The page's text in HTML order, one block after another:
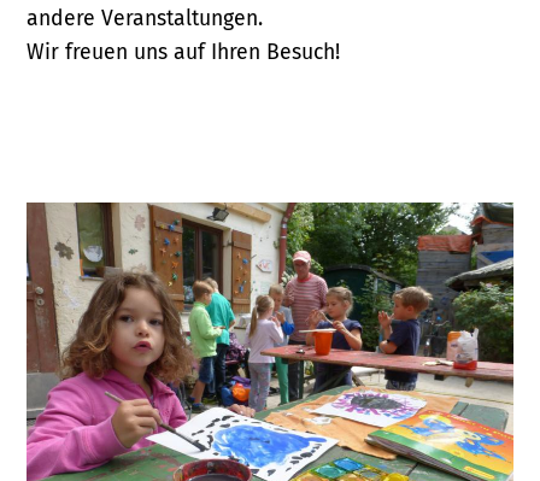
andere Veranstaltungen.
Wir freuen uns auf Ihren Besuch!